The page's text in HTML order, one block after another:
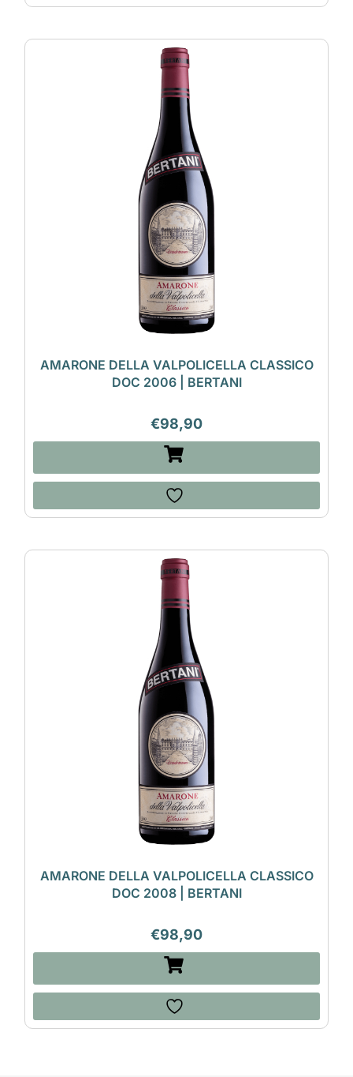
AMARONE DELLA VALPOLICELLA CLASSICO
DOC 2006 | BERTANI
€98,90
AMARONE DELLA VALPOLICELLA CLASSICO
DOC 2008 | BERTANI
€98,90